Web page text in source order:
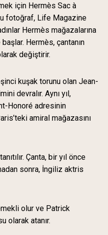
için Hermès Sac à
fotoğraf, Life Magazine
Hermès mağazalarına
Hermès, çantanın
değiştirir.
kuşak torunu olan Jean-
devralır. Aynı yıl,
Honoré adresinin
amiral mağazasını
Çanta, bir yıl önce
sonra, İngiliz aktris
olur ve Patrick
olarak atanır.